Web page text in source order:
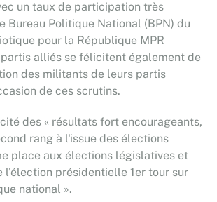
un taux de participation très
Bureau Politique National (BPN) du
pour la République MPR
alliés se félicitent également de
des militants de leurs partis
de ces scrutins.
des « résultats fort encourageants,
rang à l'issue des élections
place aux élections législatives et
l'élection présidentielle 1er tour sur
national ».